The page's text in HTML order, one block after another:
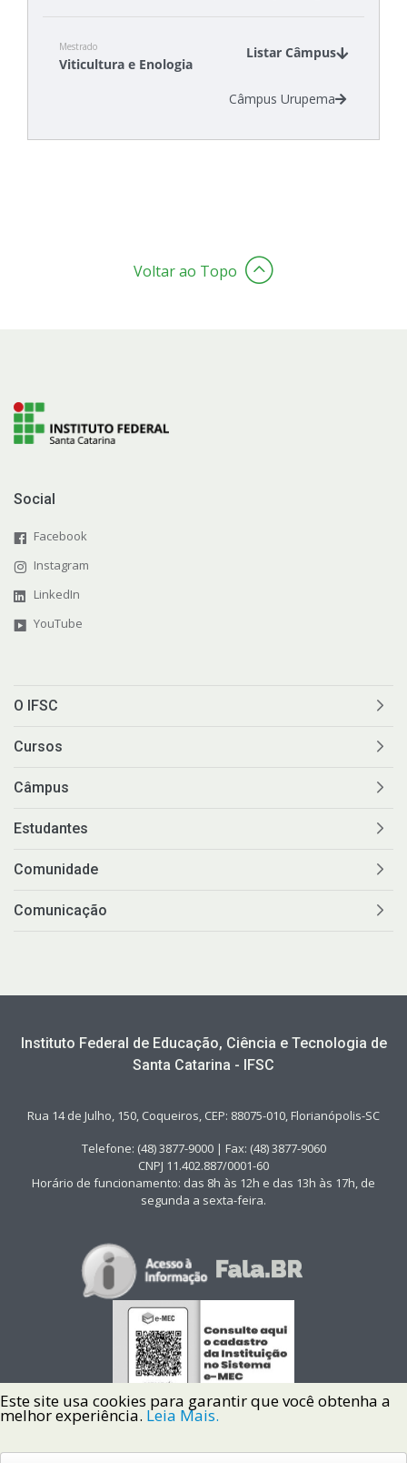
Mestrado
Viticultura e Enologia
Listar Câmpus
Câmpus Urupema
Voltar ao Topo
Social
Facebook
Instagram
LinkedIn
YouTube
O IFSC
Cursos
Câmpus
Estudantes
Comunidade
Comunicação
Instituto Federal de Educação, Ciência e Tecnologia de
Santa Catarina - IFSC
Rua 14 de Julho, 150, Coqueiros, CEP: 88075-010, Florianópolis-SC
Telefone: (48) 3877-9000 | Fax: (48) 3877-9060
CNPJ 11.402.887/0001-60
Horário de funcionamento: das 8h às 12h e das 13h às 17h, de
segunda a sexta-feira.
Este site usa cookies para garantir que você obtenha a
melhor experiência. Leia Mais.